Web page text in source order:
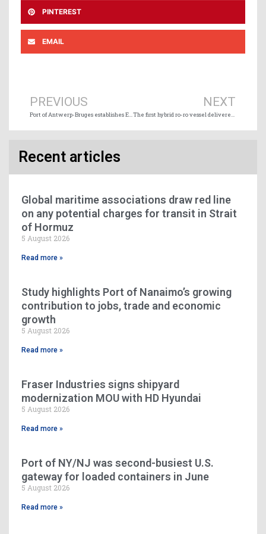
PINTEREST
EMAIL
PREVIOUS
Port of Antwerp-Bruges establishes Europe’s biggest export port
NEXT
The first hybrid ro-ro vessel delivered to Finnlines
Recent articles
Global maritime associations draw red line
on any potential charges for transit in Strait
of Hormuz
5 August 2026
Read more »
Study highlights Port of Nanaimo’s growing
contribution to jobs, trade and economic
growth
5 August 2026
Read more »
Fraser Industries signs shipyard
modernization MOU with HD Hyundai
5 August 2026
Read more »
Port of NY/NJ was second-busiest U.S.
gateway for loaded containers in June
5 August 2026
Read more »